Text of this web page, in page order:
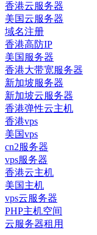
香港云服务器
美国云服务器
域名注册
香港高防IP
美国服务器
香港大带宽服务器
新加坡服务器
新加坡云服务器
香港弹性云主机
香港vps
美国vps
cn2服务器
vps服务器
香港云主机
美国主机
vps云服务器
PHP主机空间
云服务器租用